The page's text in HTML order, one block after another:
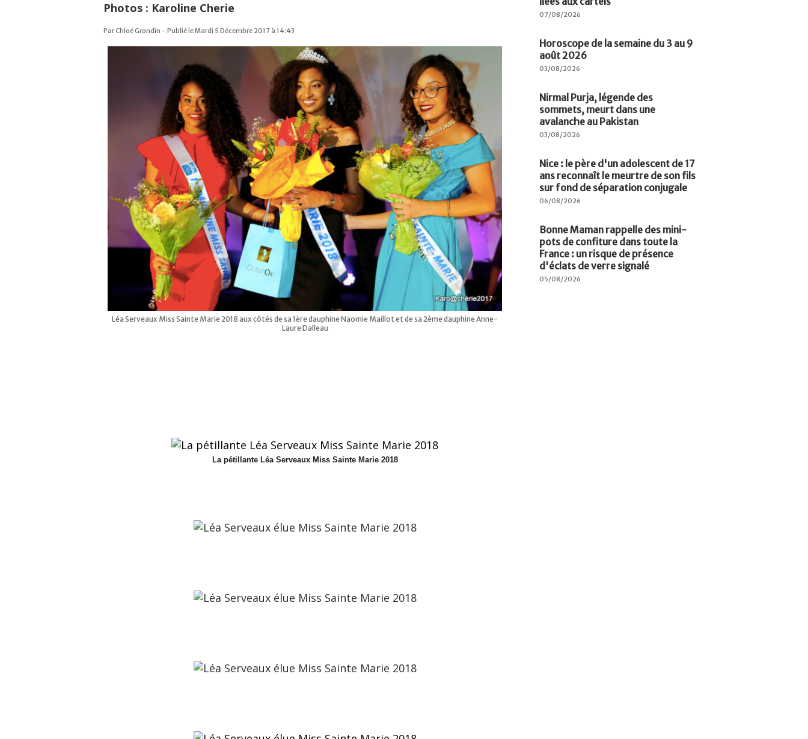
Photos : Karoline Cherie
Par Chloé Grondin - Publié le Mardi 5 Décembre 2017 à 14:43
Léa Serveaux Miss Sainte Marie 2018 aux côtés de sa 1ère dauphine Naomie Maillot et de sa 2ème dauphine Anne-
Laure Dalleau
La pétillante Léa Serveaux Miss Sainte Marie 2018
07/08/2026
Horoscope de la semaine du 3 au 9
août 2026
03/08/2026
Nirmal Purja, légende des
sommets, meurt dans une
avalanche au Pakistan
03/08/2026
Nice : le père d'un adolescent de 17
ans reconnaît le meurtre de son fils
sur fond de séparation conjugale
06/08/2026
Bonne Maman rappelle des mini-
pots de confiture dans toute la
France : un risque de présence
d'éclats de verre signalé
05/08/2026